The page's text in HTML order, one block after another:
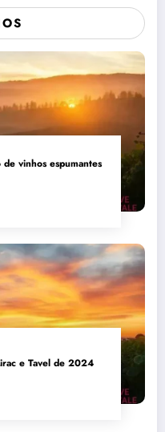
vinhos espumantes
e Tavel de 2024